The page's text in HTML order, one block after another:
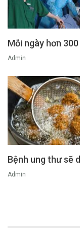
Mỗi ngày hơn
Admin
Bệnh ung thư sẽ
Admin